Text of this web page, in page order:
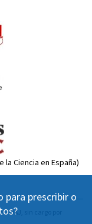
la Ciencia en España)
para prescribir o
sin cargo por